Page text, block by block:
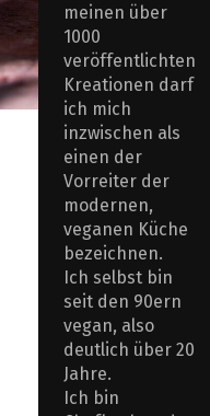
meinen über
1000
veröffentlichten
Kreationen darf
ich mich
inzwischen als
einen der
Vorreiter der
modernen,
veganen Küche
bezeichnen.
Ich selbst bin
seit den 90ern
vegan, also
deutlich über 20
Jahre.
Ich bin